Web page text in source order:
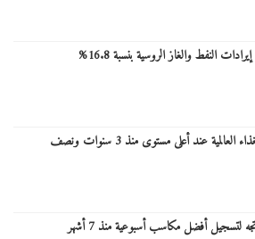
النفط والغاز الروسية بنسبة 16.8%
العالمية عند أعلى مستوى منذ 3 سنوات ونصف
لتسجيل أفضل مكاسب أسبوعية منذ 7 أشهر